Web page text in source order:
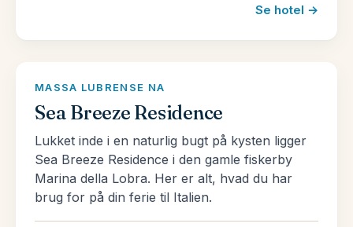
mens klimaet lunes, jo mere syd man rejser. Kort
Læs mere om Italien og landet mange fantastiske
rejsemålher!
Se hotel →
MASSA LUBRENSE NA
Sea Breeze Residence
Lukket inde i en naturlig bugt på kysten ligger
Sea Breeze Residence i den gamle fiskerby
Marina della Lobra. Her er alt, hvad du har
brug for på din ferie til Italien.